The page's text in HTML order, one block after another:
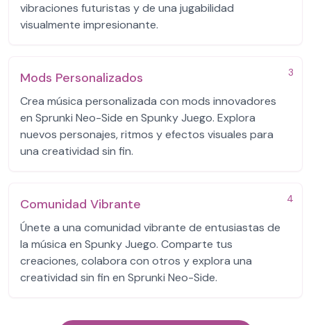
vibraciones futuristas y de una jugabilidad
visualmente impresionante.
3
Mods Personalizados
Crea música personalizada con mods innovadores
en Sprunki Neo-Side en Spunky Juego. Explora
nuevos personajes, ritmos y efectos visuales para
una creatividad sin fin.
4
Comunidad Vibrante
Únete a una comunidad vibrante de entusiastas de
la música en Spunky Juego. Comparte tus
creaciones, colabora con otros y explora una
creatividad sin fin en Sprunki Neo-Side.